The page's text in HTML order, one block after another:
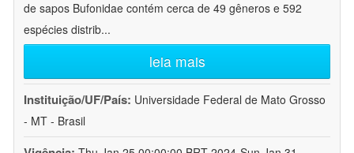
de sapos Bufonidae contém cerca de 49 gêneros e 592
espécies distrib...
leia mais
Instituição/UF/País: Universidade Federal de Mato Grosso
- MT - Brasil